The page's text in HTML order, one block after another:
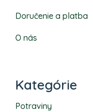
Doručenie a platba
O nás
Kategórie
Potraviny